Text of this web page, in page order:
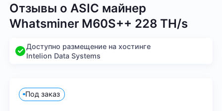
Отзывы о ASIC майнер
Whatsminer M60S++ 228 TH/s
Доступно размещение на хостинге
Intelion Data Systems
Под заказ